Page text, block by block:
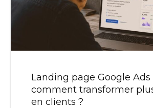
Landing page Google Ads
comment transformer
en clients ?